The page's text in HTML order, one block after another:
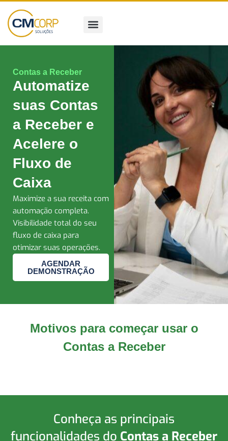
Pular
para
Contas a Receber
Automatize
suas Contas
a Receber e
Acelere o
Fluxo de
Caixa
Maximize a sua receita com
automação completa.
Visibilidade total do seu
fluxo de caixa para
otimizar suas operações.
AGENDAR
DEMONSTRAÇÃO
Motivos para começar usar o
Contas a Receber
Automação de tarefas repetitivas, como
emissão e envio de faturas e boletos e
Conheça as principais
funcionalidades do Contas a Receber